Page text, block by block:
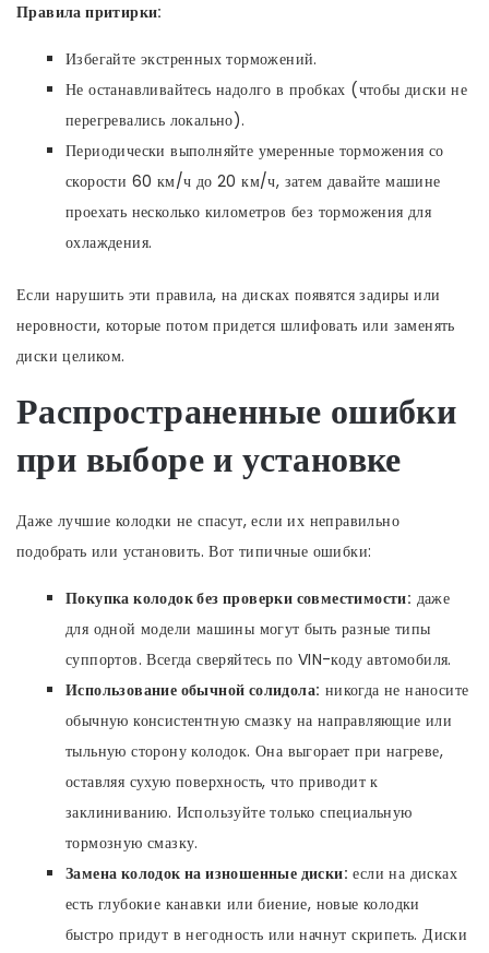
Правила притирки:
Избегайте экстренных торможений.
Не останавливайтесь надолго в пробках (чтобы диски не
перегревались локально).
Периодически выполняйте умеренные торможения со
скорости 60 км/ч до 20 км/ч, затем давайте машине
проехать несколько километров без торможения для
охлаждения.
Если нарушить эти правила, на дисках появятся задиры или
неровности, которые потом придется шлифовать или заменять
диски целиком.
Распространенные ошибки
при выборе и установке
Даже лучшие колодки не спасут, если их неправильно
подобрать или установить. Вот типичные ошибки:
Покупка колодок без проверки совместимости: даже
для одной модели машины могут быть разные типы
суппортов. Всегда сверяйтесь по VIN-коду автомобиля.
Использование обычной солидола: никогда не наносите
обычную консистентную смазку на направляющие или
тыльную сторону колодок. Она выгорает при нагреве,
оставляя сухую поверхность, что приводит к
заклиниванию. Используйте только специальную
тормозную смазку.
Замена колодок на изношенные диски: если на дисках
есть глубокие канавки или биение, новые колодки
быстро придут в негодность или начнут скрипеть. Диски